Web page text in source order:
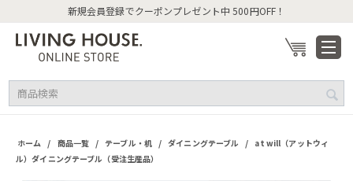
新規会員登録でクーポンプレゼント中 500円OFF！
ホーム / 商品一覧 / テーブル・机 / ダイニングテーブル / at will（アットウィ
ル）ダイニングテーブル（受注生産品）